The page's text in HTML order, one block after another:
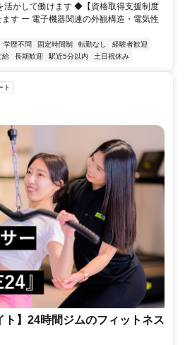
かして働けます ◆【資格取得支援制度
す ー 電子機器関連の外観構造・電気性
学歴不問 固定時間制 転勤なし
経験者歓迎
給 長期歓迎 駅近5分以内 土日祝休み
ト
ト】24時間ジムのフィットネス